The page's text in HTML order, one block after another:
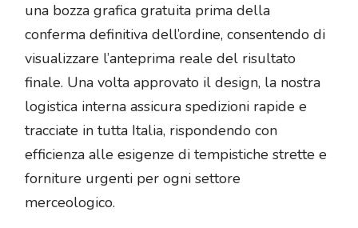
una bozza grafica gratuita prima della
conferma definitiva dell’ordine, consentendo di
visualizzare l’anteprima reale del risultato
finale. Una volta approvato il design, la nostra
logistica interna assicura spedizioni rapide e
tracciate in tutta Italia, rispondendo con
efficienza alle esigenze di tempistiche strette e
forniture urgenti per ogni settore
merceologico.